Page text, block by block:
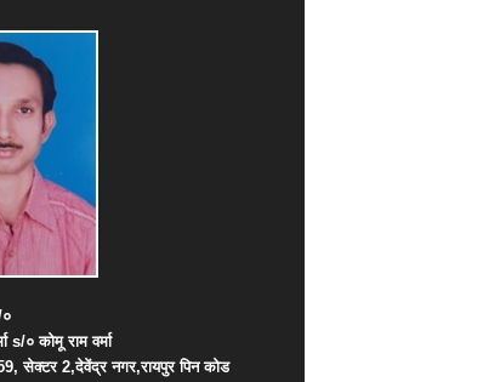
०
s/० कोमू राम वर्मा
सेक्टर2,देवेंद्र नगर,रायपुर पिन कोड